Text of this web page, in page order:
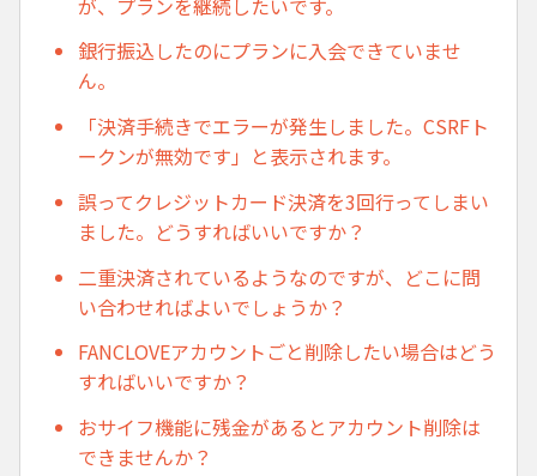
銀行振込したのにプランに入会できていませ
ん。
「決済手続きでエラーが発生しました。CSRFト
ークンが無効です」と表示されます。
誤ってクレジットカード決済を3回行ってしまい
ました。どうすればいいですか？
二重決済されているようなのですが、どこに問
い合わせればよいでしょうか？
FANCLOVEアカウントごと削除したい場合はどう
すればいいですか？
おサイフ機能に残金があるとアカウント削除は
できませんか？